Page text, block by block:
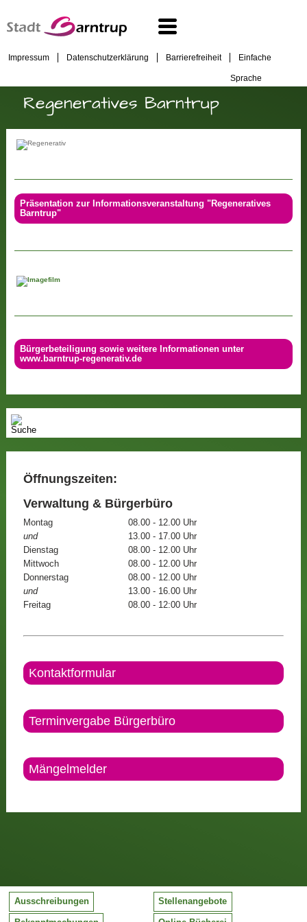
Impressum Datenschutzerklärung Barrierefreiheit Einfache
Sprache
Regeneratives Barntrup
Präsentation zur Informationsveranstaltung "Regeneratives
Barntrup"
Bürgerbeteiligung sowie weitere Informationen unter
www.barntrup-regenerativ.de
Öffnungszeiten:
Verwaltung & Bürgerbüro
Montag
08.00 - 12.00 Uhr
und
13.00 - 17.00 Uhr
Dienstag
08.00 - 12.00 Uhr
Mittwoch
08.00 - 12.00 Uhr
Donnerstag
08.00 - 12.00 Uhr
und
13.00 - 16.00 Uhr
Freitag
08.00 - 12:00 Uhr
Kontaktformular
Terminvergabe Bürgerbüro
Mängelmelder
Ausschreibungen Stellenangebote